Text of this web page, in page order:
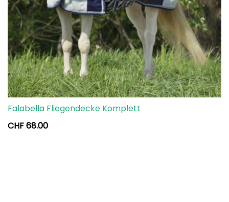
Falabella Fliegendecke Komplett
CHF68.00